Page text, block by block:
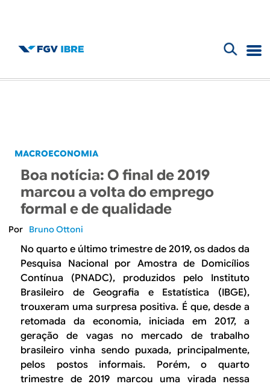
B
g
B
R
o
á
r
o
d
e
b
u
s
c
MACROECONOMIA
Boa notícia: O final de 2019
marcou a volta do emprego
formal e de qualidade
Bruno Ottoni
No quarto e último trimestre de 2019, os dados da
Pesquisa Nacional por Amostra de Domicílios
Contínua (PNADC), produzidos pelo Instituto
Brasileiro de Geografia e Estatística (IBGE),
trouxeram uma surpresa positiva. É que, desde a
retomada da economia, iniciada em 2017, a
geração de vagas no mercado de trabalho
brasileiro vinha sendo puxada, principalmente,
pelos postos informais. Porém, o quarto
trimestre de 2019 marcou uma virada nessa